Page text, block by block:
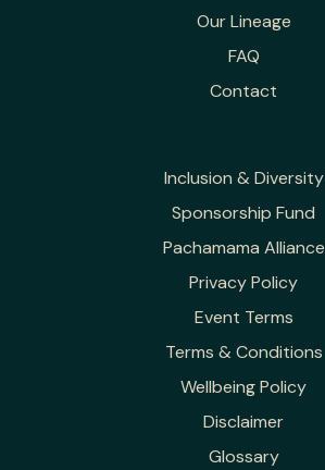
Our Lineage
FAQ
Contact
Inclusion & Diversity
Sponsorship Fund
Pachamama Alliance
Privacy Policy
Event Terms
Terms & Conditions
Wellbeing Policy
Disclaimer
Glossary